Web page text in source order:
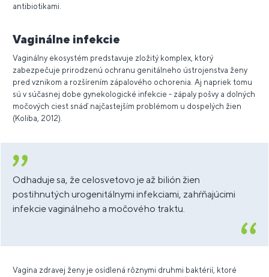
antibiotikami.
Vaginálne infekcie
Vaginálny ekosystém predstavuje zložitý komplex, ktorý
zabezpečuje prirodzenú ochranu genitálneho ústrojenstva ženy
pred vznikom a rozšírením zápalového ochorenia. Aj napriek tomu
sú v súčasnej dobe gynekologické infekcie - zápaly pošvy a dolných
močových ciest snáď najčastejším problémom u dospelých žien
(Koliba, 2012).
Odhaduje sa, že celosvetovo je až bilión žien
postihnutých urogenitálnymi infekciami, zahŕňajúcimi
infekcie vaginálneho a močového traktu.
Vagína zdravej ženy je osídlená rôznymi druhmi baktérií, ktoré